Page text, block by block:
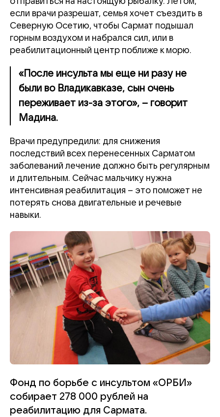
если врачи разрешат, семья хочет съездить в
Северную Осетию, чтобы Сармат подышал
горным воздухом и набрался сил, или в
реабилитационный центр поближе к морю.
«После инсульта мы еще ни разу не
были во Владикавказе, сын очень
переживает из-за этого», – говорит
Мадина.
Врачи предупредили: для снижения
последствий всех перенесенных Сарматом
заболеваний лечение должно быть регулярным
и длительным. Сейчас мальчику нужна
интенсивная реабилитация – это поможет не
потерять снова двигательные и речевые
навыки.
Фонд по борьбе с инсультом «ОРБИ»
собирает 278 000 рублей на
реабилитацию для Сармата.